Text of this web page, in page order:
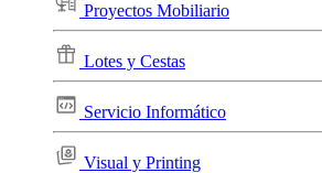
Proyectos Mobiliario
Lotes y Cestas
Servicio Informático
Visual y Printing